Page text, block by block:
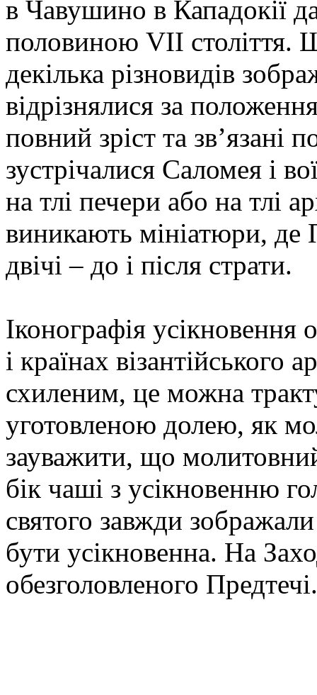
в Чавушино в Кападокії
половиною VІІ століття.
декілька різновидів
відрізнялися за
повний зріст та зв’язані
зустрічалися Саломея і
на тлі печери або на тлі
виникають мініатюри, де
двічі – до і після страти.
Іконографія усікновення
і країнах візантійського
схиленим, це можна
уготовленою долею, як
зауважити, що
бік чаші з усікновенню
святого завжди
бути усікновенна. На
обезголовленого Предтечі.